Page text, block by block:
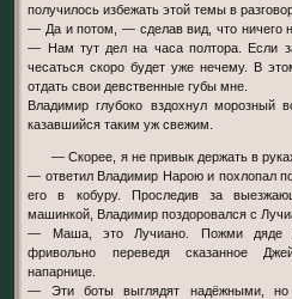
получилось избежать этой темы в
— Да и потом, — сделав вид, что ничего
— Нам тут дел на часа полтора. Если
чесаться скоро будет уже нечему. В
отдать свои девственные губы мне.
Владимир глубоко вздохнул морозный
казавшийся таким уж свежим.
— Скорее, я не привык держать в
— ответил Владимир Нарою и похлопал
его в кобуру. Проследив за
машинкой, Владимир поздоровался с
— Маша, это Лучиано. Пожми дяде
фривольно переведя сказанное
напарнице.
— Эти боты выглядят надёжными,